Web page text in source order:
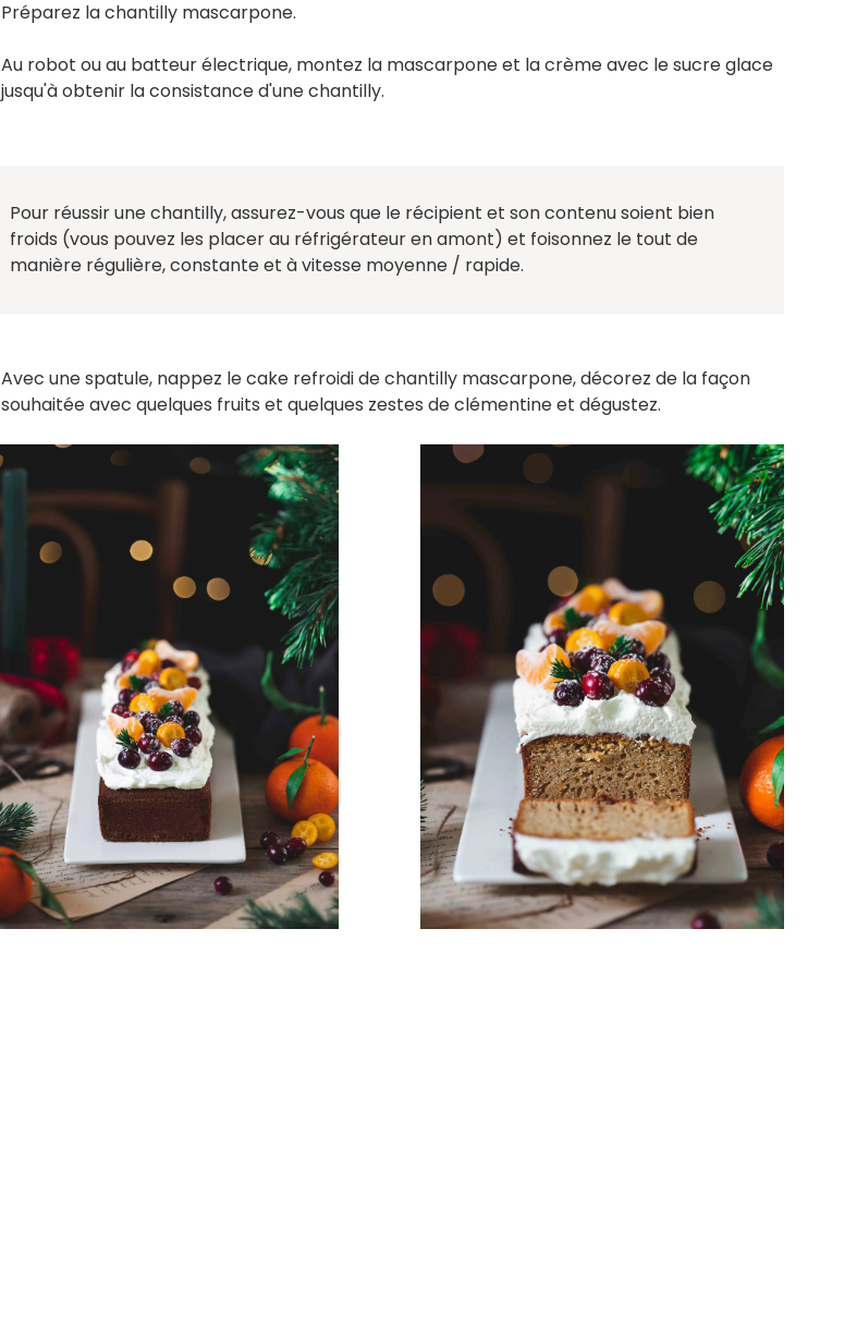
Préparez la chantilly mascarpone.
Au robot ou au batteur électrique, montez la mascarpone et la crème avec le sucre glace
jusqu'à obtenir la consistance d'une chantilly.
Pour réussir une chantilly, assurez-vous que le récipient et son contenu soient bien
froids (vous pouvez les placer au réfrigérateur en amont) et foisonnez le tout de
manière régulière, constante et à vitesse moyenne / rapide.
Avec une spatule, nappez le cake refroidi de chantilly mascarpone, décorez de la façon
souhaitée avec quelques fruits et quelques zestes de clémentine et dégustez.⁠⁠